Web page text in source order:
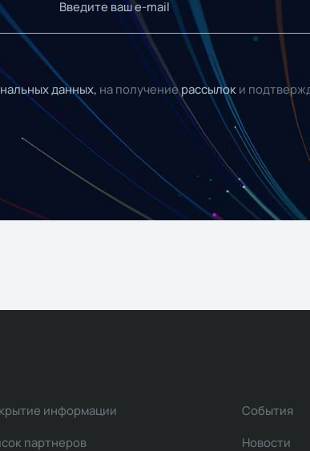
данных, на получениерассылок и
информации
партнеров
События
Новости